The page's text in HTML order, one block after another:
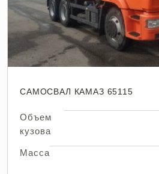
САМОСВАЛ КАМАЗ 65115
Объем
кузова
Масса